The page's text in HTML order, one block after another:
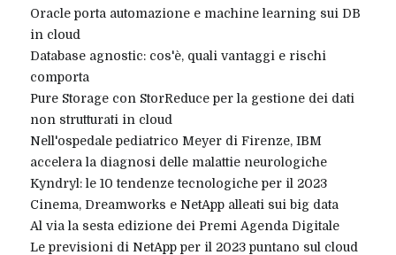
Oracle porta automazione e machine learning sui DB
in cloud
Database agnostic: cos'è, quali vantaggi e rischi
comporta
Pure Storage con StorReduce per la gestione dei dati
non strutturati in cloud
Nell'ospedale pediatrico Meyer di Firenze, IBM
accelera la diagnosi delle malattie neurologiche
Kyndryl: le 10 tendenze tecnologiche per il 2023
Cinema, Dreamworks e NetApp alleati sui big data
Al via la sesta edizione dei Premi Agenda Digitale
Le previsioni di NetApp per il 2023 puntano sul cloud